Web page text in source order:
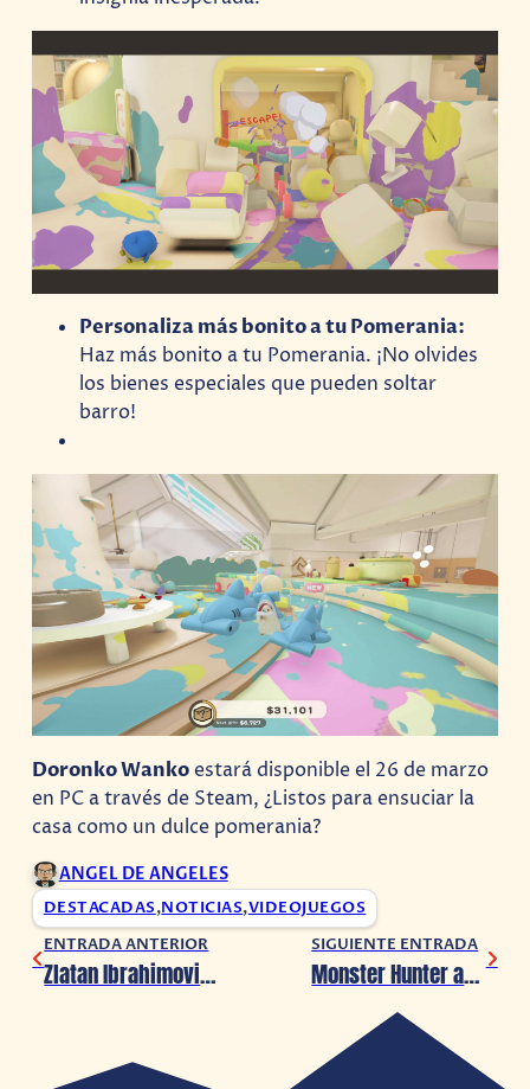
Personaliza más bonito a tu Pomerania:
Haz más bonito a tu Pomerania. ¡No olvides
los bienes especiales que pueden soltar
barro!
Doronko Wankoestará disponible el 26 de marzo
en PC a través de Steam, ¿Listos para ensuciar la
casa como un dulce pomerania?
ANGEL DE ANGELES
DESTACADAS,NOTICIAS,VIDEOJUEGOS
ENTRADA ANTERIOR
Zlatan Ibrahimovic será el presidente de la Kings World Cup 2024
SIGUIENTE ENTRADA
Monster Hunter anuncia una nueva colaboración por su 20° Aniversario: Street Fighter 6 x Monster Hunter